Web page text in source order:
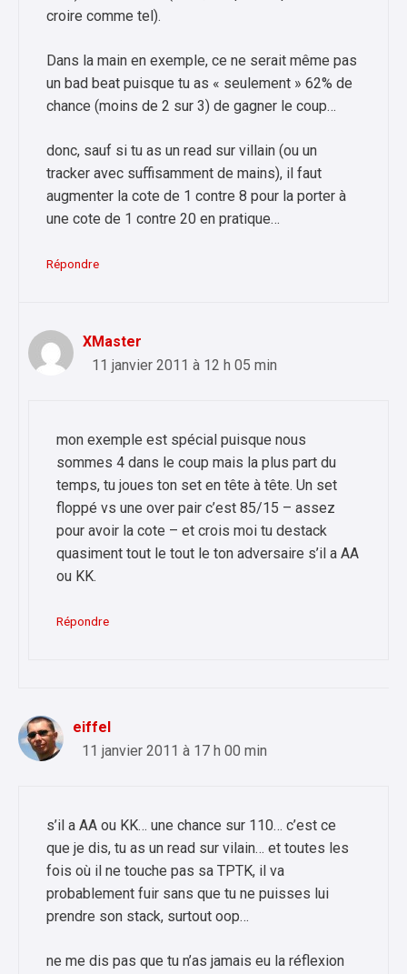
croire comme tel).
Dans la main en exemple, ce ne serait même pas
un bad beat puisque tu as « seulement » 62% de
chance (moins de 2 sur 3) de gagner le coup…
donc, sauf si tu as un read sur villain (ou un
tracker avec suffisamment de mains), il faut
augmenter la cote de 1 contre 8 pour la porter à
une cote de 1 contre 20 en pratique…
Répondre
XMaster
11 janvier 2011 à 12 h 05 min
mon exemple est spécial puisque nous
sommes 4 dans le coup mais la plus part du
temps, tu joues ton set en tête à tête. Un set
floppé vs une over pair c’est 85/15 – assez
pour avoir la cote – et crois moi tu destack
quasiment tout le tout le ton adversaire s’il a AA
ou KK.
Répondre
eiffel
11 janvier 2011 à 17 h 00 min
s’il a AA ou KK… une chance sur 110… c’est ce
que je dis, tu as un read sur vilain… et toutes les
fois où il ne touche pas sa TPTK, il va
probablement fuir sans que tu ne puisses lui
prendre son stack, surtout oop…
ne me dis pas que tu n’as jamais eu la réflexion